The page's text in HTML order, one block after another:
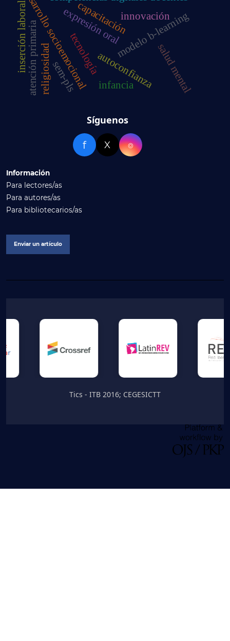
modelo b-learning
tecnología
capacitacióninnovación
desarrollo socioemocionalexpresión oral
autoconfianza
inserción laboral salud mental
atención primariareligiosidadsem-pls infancia
Síguenos
f X ⌾
Información
Para lectores/as
Para autores/as
Para bibliotecarios/as
Enviar un artículo
Tics - ITB 2016; CEGESICTT